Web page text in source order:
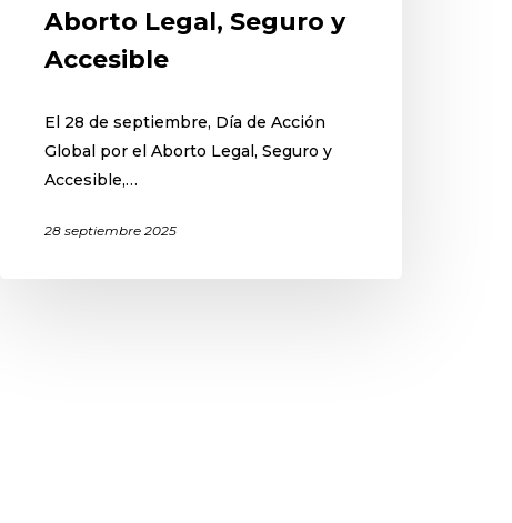
Aborto Legal, Seguro y
Accesible
El 28 de septiembre, Día de Acción
Global por el Aborto Legal, Seguro y
Accesible,…
28 septiembre 2025